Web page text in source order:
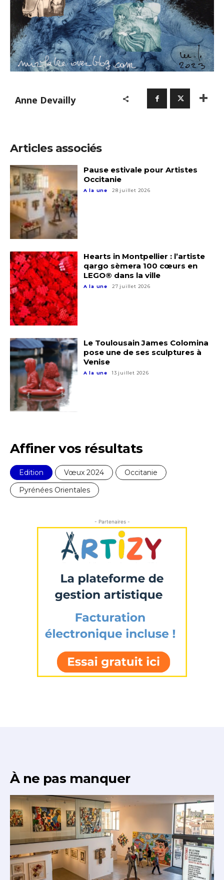
Statut / Organisation
J'accepte lestermes et conditions
* Champ obligatoire
Anne Devailly
Articles associés
Pause estivale pour Artistes
Occitanie
A la une 28 juillet 2026
Hearts in Montpellier : l’artiste
qargo sèmera 100 cœurs en
LEGO® dans la ville
A la une 27 juillet 2026
Le Toulousain James Colomina
pose une de ses sculptures à
Venise
A la une 13 juillet 2026
Affiner vos résultats
Edition Vœux 2024
Occitanie
Pyrénées Orientales
- Partenaires -
À ne pas manquer